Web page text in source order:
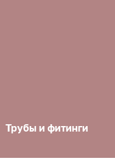
Трубы и фитинги